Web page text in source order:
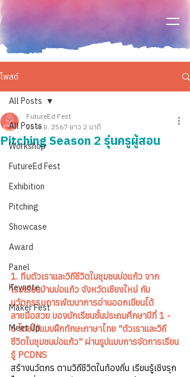
โพสต์
All Posts
Workshop
FutureEd Fest
Exhibition
Pitching
Showcase
Award
Panel
Keynote
Maker Fest
Meet Up
All Posts
Pitching Season 2 รุ่นครูผู้สอน
FutureEd Fest
25 พ.ย. 2567 ยาว 2 นาที
1. ทีมตัวเราและวิถีชีวิตในชุมชนบ่อแก้ว จาก
โรงเรียนบ้านบ่อแก้ว จังหวัดเชียงใหม่ กับ
นวัตกรรมการพัฒนาการอ่านออกเขียนได้
ลายมือสวย ของนักเรียนชั้นประถมศึกษาปีที่ 1 -
6 โดยใช้แบบฝึกทักษะภาษาไทย "ตัวเราและวิถี
ชีวิตในชุมชนบ่อแก้ว" ผ่านรูปแบบการจัดการเรียน
รู้ PCDNS
สร้างนวัตกร ตามวิถีชีวิตในท้องถิ่น เรียนรู้เชิงรุก